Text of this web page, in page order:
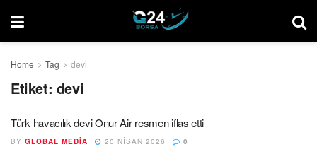
Home Tag devi
Etiket: devi
Türk havacılık devi Onur Air resmen iflas etti
BY GLOBAL MEDIA 20 NISAN 2026 0